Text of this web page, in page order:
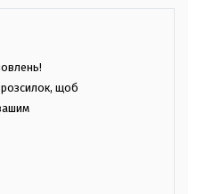
розсилок, щоб